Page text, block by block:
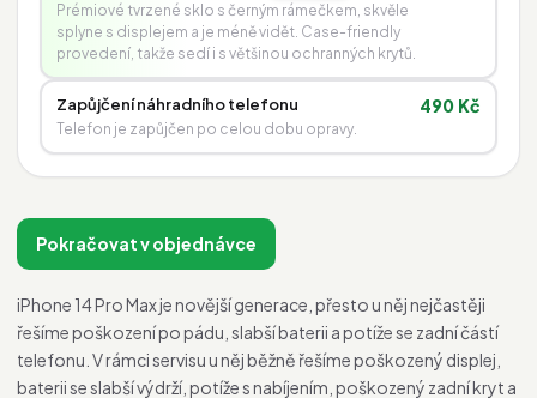
Prémiové tvrzené sklo s černým rámečkem, skvěle
splyne s displejem a je méně vidět. Case-friendly
provedení, takže sedí i s většinou ochranných krytů.
Zapůjčení náhradního telefonu
Telefon je zapůjčen po celou dobu opravy.
490 Kč
Pokračovat v objednávce
iPhone 14 Pro Max je novější generace, přesto u něj nejčastěji
řešíme poškození po pádu, slabší baterii a potíže se zadní částí
telefonu. V rámci servisu u něj běžně řešíme poškozený displej,
baterii se slabší výdrží, potíže s nabíjením, poškozený zadní kryt a